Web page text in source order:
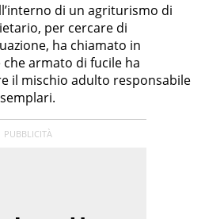
di un agriturismo di
per cercare di
ha chiamato in
armato di fucile ha
il mischio adulto responsabile